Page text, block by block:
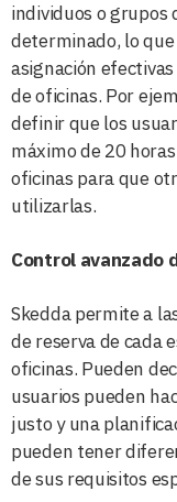
individuos o
determinado, lo
asignación
de oficinas. Por
definir que los
máximo de 20
oficinas para que
utilizarlas.
Control avanzado
Skedda permite a
de reserva de cada
oficinas. Pueden
usuarios pueden
justo y una
pueden tener
de sus requisitos